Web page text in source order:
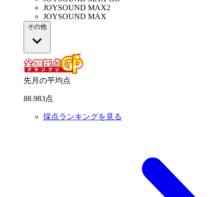
JOYSOUND MAX2
JOYSOUND MAX
その他
先月の平均点
88.983点
採点ランキングを見る